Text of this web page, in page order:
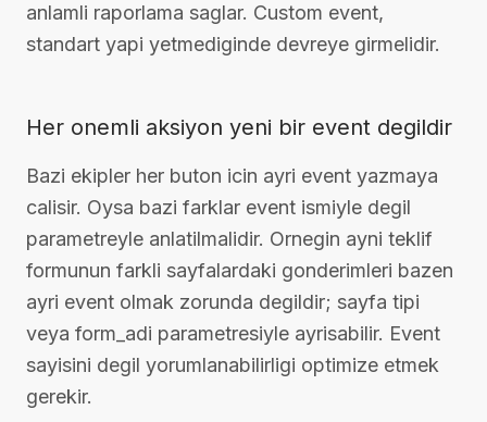
anlamli raporlama saglar. Custom event,
standart yapi yetmediginde devreye girmelidir.
Her onemli aksiyon yeni bir event degildir
Bazi ekipler her buton icin ayri event yazmaya
calisir. Oysa bazi farklar event ismiyle degil
parametreyle anlatilmalidir. Ornegin ayni teklif
formunun farkli sayfalardaki gonderimleri bazen
ayri event olmak zorunda degildir; sayfa tipi
veya form_adi parametresiyle ayrisabilir. Event
sayisini degil yorumlanabilirligi optimize etmek
gerekir.